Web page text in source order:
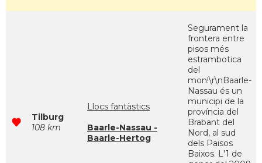
Tilburg
108 km
Llocs fantàstics
Baarle-Nassau -
Baarle-Hertog
Segurament la
frontera entre
pisos més
estrambotica
del
mon!\r\nBaarle-
Nassau és un
municipi de la
província del
Brabant del
Nord, al sud
dels Països
Baixos. L'1 de